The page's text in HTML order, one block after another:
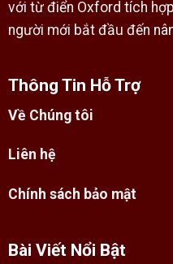
với từ điển Oxford tích
người mới bắt đầu đến
Thông Tin Hỗ Trợ
Về Chúng tôi
Liên hệ
Chính sách bảo mật
Bài Viết Nổi Bật